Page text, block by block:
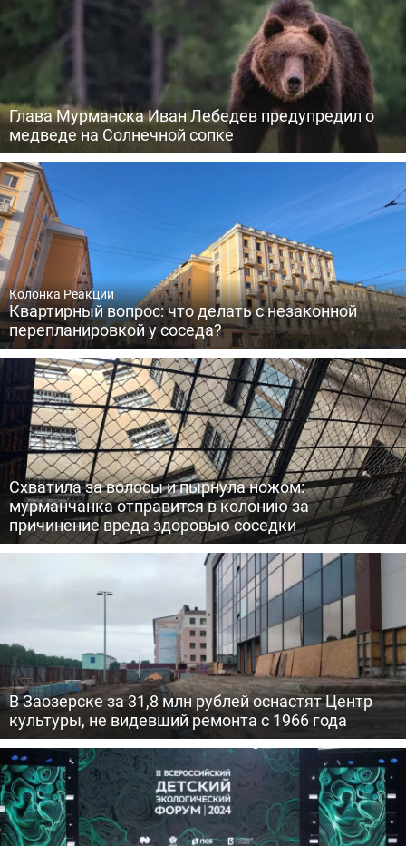
Глава Мурманска Иван Лебедев предупредил о
медведе на Солнечной сопке
Колонка Реакции
Квартирный вопрос: что делать с незаконной
перепланировкой у соседа?
Схватила за волосы и пырнула ножом:
мурманчанка отправится в колонию за
причинение вреда здоровью соседки
В Заозерске за 31,8 млн рублей оснастят Центр
культуры, не видевший ремонта с 1966 года